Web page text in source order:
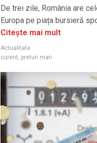
De trei zile, România are
Europa pe piața bursieră
Citește mai mult
Actualitate
curent preturi mari